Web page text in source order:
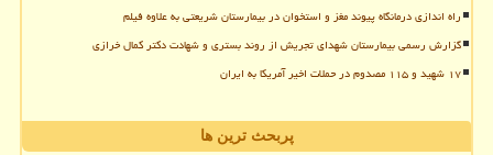
راه اندازی درمانگاه پیوند مغز و استخوان در بیمارستان شریعتی به علاوه فیلم
گزارش رسمی بیمارستان شهدای تجریش از روند بستری و شهادت دکتر کمال خرازی
۱۷ شهید و ۱۱۵ مصدوم در حملات اخیر آمریکا به ایران
پربحث ترین ها